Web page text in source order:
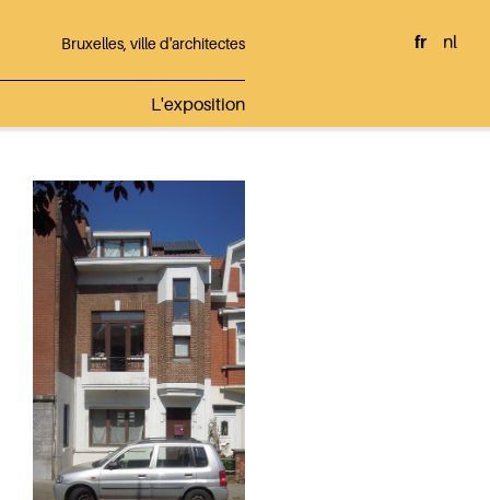
Bruxelles, ville d'architectes
L'exposition
fr nl